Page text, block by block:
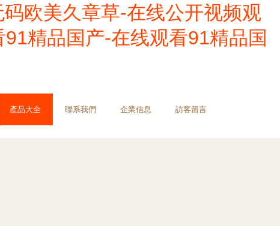
欧美久章草-在线公开视频观
精品国产-在线观看91精品国
產品大全 聯系我們 企業信息 訪客留言